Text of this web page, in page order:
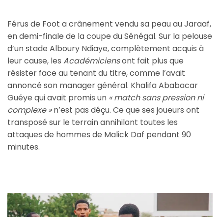
Férus de Foot a crânement vendu sa peau au Jaraaf,
en demi-finale de la coupe du Sénégal. Sur la pelouse
d’un stade Alboury Ndiaye, complètement acquis à
leur cause, les Académiciensont fait plus que
résister face au tenant du titre, comme l’avait
annoncé son manager général. Khalifa Ababacar
Guéye qui avait promis un « match sans pression ni
complexe »n’est pas déçu. Ce que ses joueurs ont
transposé sur le terrain annihilant toutes les
attaques de hommes de Malick Daf pendant 90
minutes.